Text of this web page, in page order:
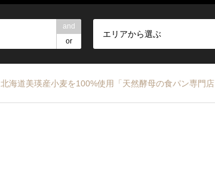
and
or
エリアから選ぶ
北海道美瑛産小麦を100%使用「天然酵母の食パン専門